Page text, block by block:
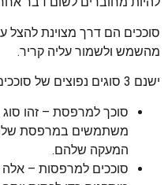
סוככים הם דרך מצוינת
מהשמש ולשמור עליה קריר.
ישנם 3 סוגים נפוצים של סוככים למרפסת:
סוכך למרפסת – זהו
משתמשים במרפסת
המעקה שלהם.
סוככים למרפסות – אלה